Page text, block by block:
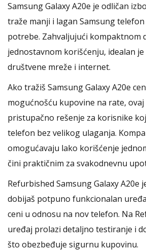
Samsung Galaxy A20e je odličan
traže manji i lagan Samsung
potrebe. Zahvaljujući kompaktnom
jednostavnom korišćenju, idealan
društvene mreže i internet.
Ako tražiš Samsung Galaxy A20e
mogućnošću kupovine na rate,
pristupačno rešenje za korisnike
telefon bez velikog ulaganja.
omogućavaju lako korišćenje
čini praktičnim za svakodnevnu
Refurbished Samsung Galaxy A20e
dobijaš potpuno funkcionalan
ceni u odnosu na nov telefon. Na
uređaj prolazi detaljno testiranje i
što obezbeđuje sigurnu kupovinu.